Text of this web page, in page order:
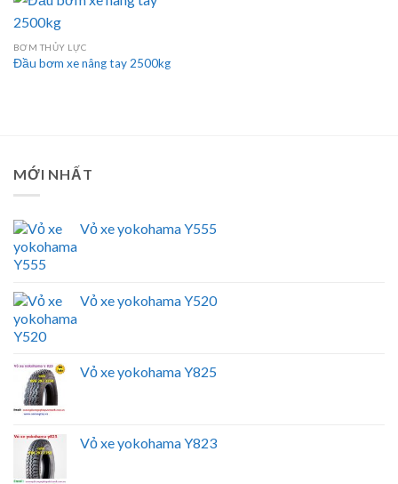
BƠM THỦY LỰC
Đầu bơm xe nâng tay 2500kg
MỚI NHẤT
Vỏ xe yokohama Y555
Vỏ xe yokohama Y520
Vỏ xe yokohama Y825
Vỏ xe yokohama Y823